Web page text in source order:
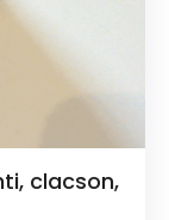
clacson,